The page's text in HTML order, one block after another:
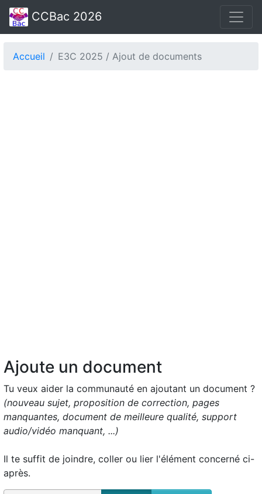
CCBac 2026
Accueil E3C 2025 / Ajout de documents
Ajoute un document
Tu veux aider la communauté en ajoutant un document ?
(nouveau sujet, proposition de correction, pages
manquantes, document de meilleure qualité, support
audio/vidéo manquant, ...)
Il te suffit de joindre, coller ou lier l'élément concerné ci-
après.